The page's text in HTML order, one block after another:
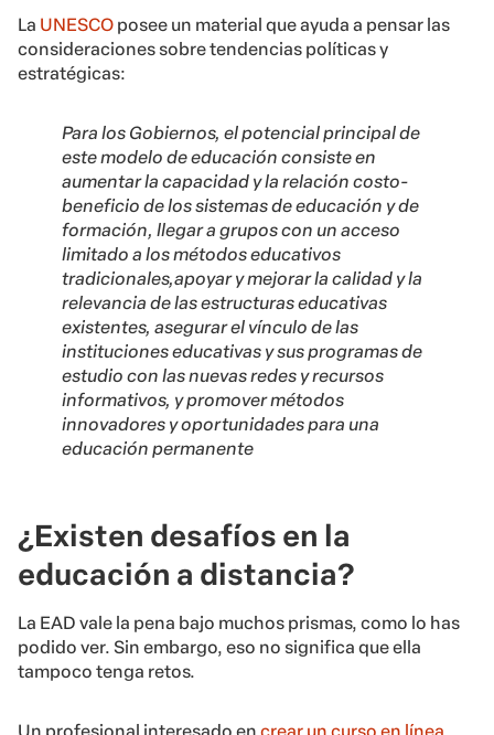
La UNESCO posee un material que ayuda a pensar las
consideraciones sobre tendencias políticas y
estratégicas:
Para los Gobiernos, el potencial principal de
este modelo de educación consiste en
aumentar la capacidad y la relación costo-
beneficio de los sistemas de educación y de
formación, llegar a grupos con un acceso
limitado a los métodos educativos
tradicionales,apoyar y mejorar la calidad y la
relevancia de las estructuras educativas
existentes, asegurar el vínculo de las
instituciones educativas y sus programas de
estudio con las nuevas redes y recursos
informativos, y promover métodos
innovadores y oportunidades para una
educación permanente
¿Existen desafíos en la
educación a distancia?
La EAD vale la pena bajo muchos prismas, como lo has
podido ver. Sin embargo, eso no significa que ella
tampoco tenga retos.